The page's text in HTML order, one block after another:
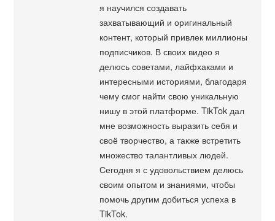
я научился создавать
захватывающий и оригинальный
контент, который привлек миллионы
подписчиков. В своих видео я
делюсь советами, лайфхаками и
интересными историями, благодаря
чему смог найти свою уникальную
нишу в этой платформе. TikTok дал
мне возможность выразить себя и
своё творчество, а также встретить
множество талантливых людей.
Сегодня я с удовольствием делюсь
своим опытом и знаниями, чтобы
помочь другим добиться успеха в
TikTok.